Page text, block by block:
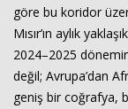
göre bu koridor
Mısır’ın aylık yaklaşık
2024–2025
değil; Avrupa’dan
geniş bir coğrafya,